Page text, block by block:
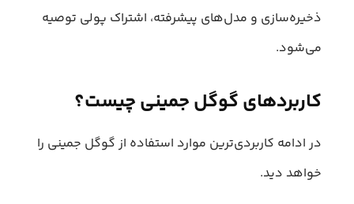
ذخیره‌سازی و مدل‌های پیشرفته، اشتراک پولی توصیه
می‌شود.
کاربردهای گوگل جمینی چیست؟
در ادامه کاربردی‌ترین موارد استفاده از گوگل جمینی را
خواهد دید.